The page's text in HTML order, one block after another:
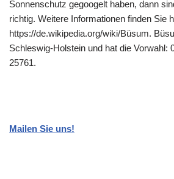
Sonnenschutz gegoogelt haben, dann
richtig. Weitere Informationen finden Sie
https://de.wikipedia.org/wiki/Büsum.
Schleswig-Holstein und hat die Vorwahl:
25761.
Mailen Sie uns!